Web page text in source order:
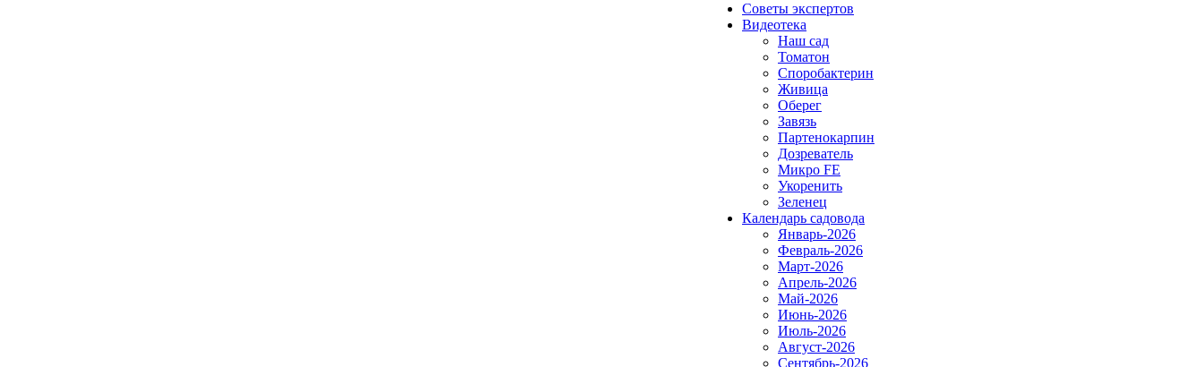
Советы экспертов
Видеотека
Наш сад
Томатон
Споробактерин
Живица
Оберег
Завязь
Партенокарпин
Дозреватель
Микро FE
Укоренить
Зеленец
Календарь садовода
Январь-2026
Февраль-2026
Март-2026
Апрель-2026
Май-2026
Июнь-2026
Июль-2026
Август-2026
Сентябрь-2026